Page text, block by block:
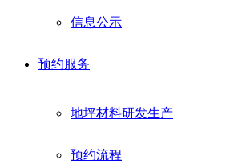
信息公示
预约服务
地坪材料研发生产
预约流程